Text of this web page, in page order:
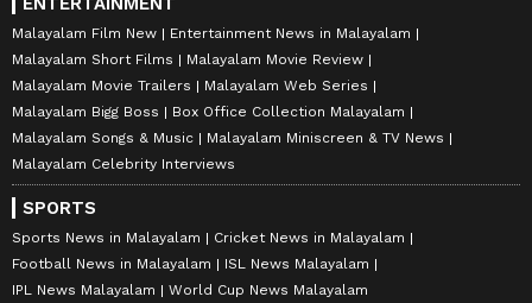
Malayalam Film New
Entertainment News in Malayalam
Malayalam Short Films
Malayalam Movie Review
Malayalam Movie Trailers
Malayalam Web Series
Malayalam Bigg Boss
Box Office Collection Malayalam
Malayalam Songs & Music
Malayalam Miniscreen & TV News
Malayalam Celebrity Interviews
SPORTS
Sports News in Malayalam
Cricket News in Malayalam
Football News in Malayalam
ISL News Malayalam
IPL News Malayalam
World Cup News Malayalam